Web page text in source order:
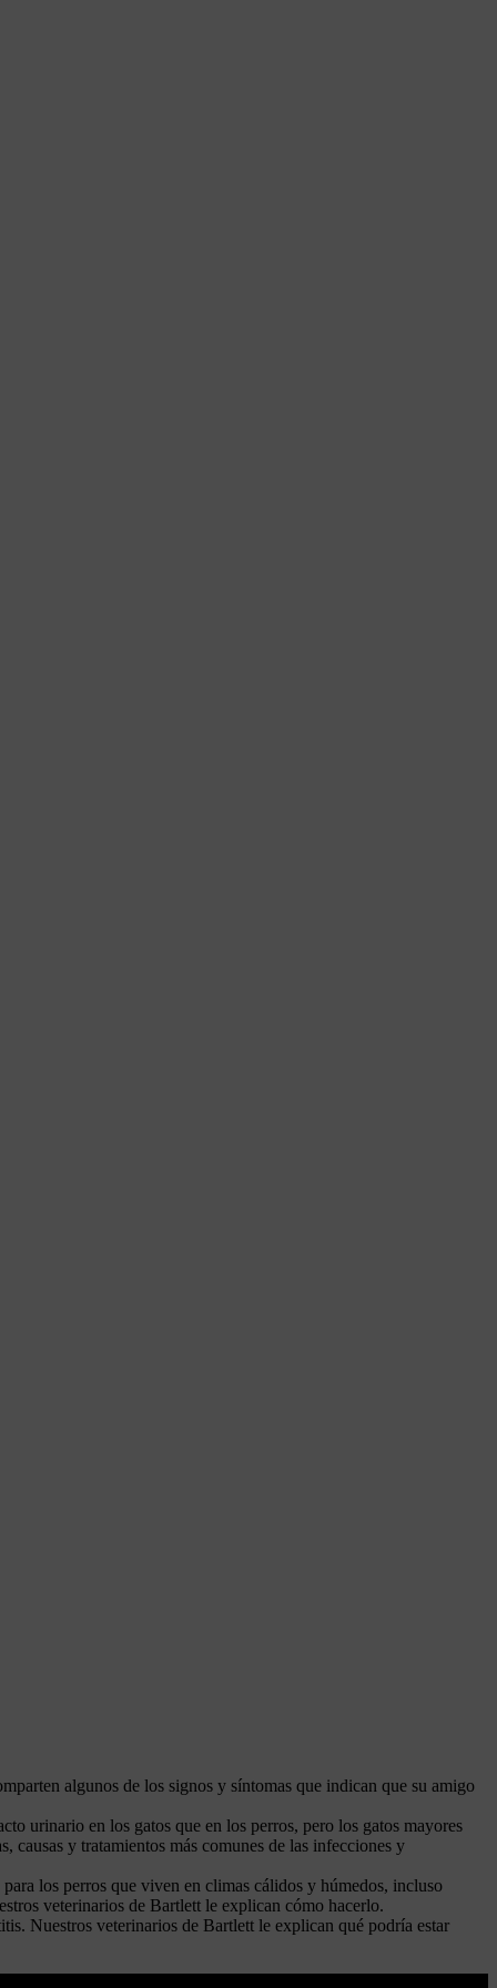
algunos de los signos y síntomas que indican que su amigo
urinario en los gatos que en los perros, pero los gatos mayores
causas y tratamientos más comunes de las infecciones y
los perros que viven en climas cálidos y húmedos, incluso
veterinarios de Bartlett le explican cómo hacerlo.
Nuestros veterinarios de Bartlett le explican qué podría estar